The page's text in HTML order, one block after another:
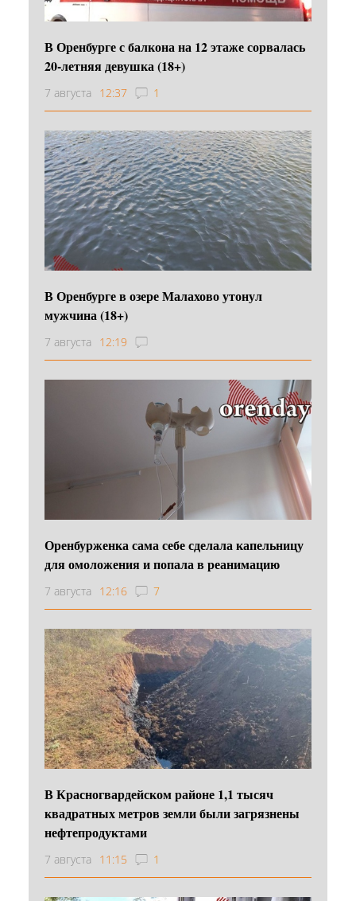
В Оренбурге с балкона на 12 этаже сорвалась
20-летняя девушка (18+)
7 августа 12:37 1
В Оренбурге в озере Малахово утонул
мужчина (18+)
7 августа 12:19
Оренбурженка сама себе сделала капельницу
для омоложения и попала в реанимацию
7 августа 12:16 7
В Красногвардейском районе 1,1 тысяч
квадратных метров земли были загрязнены
нефтепродуктами
7 августа 11:15 1